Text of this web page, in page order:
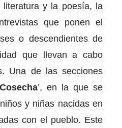
y la poesía, la
que ponen el
o descendientes de
que llevan a cabo
Una de las secciones
Cosecha’, en la que se
y niñas nacidas en
con el pueblo. Este